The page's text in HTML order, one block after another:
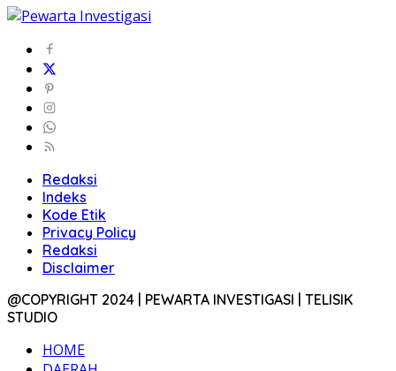
Redaksi
Indeks
Kode Etik
Privacy Policy
Redaksi
Disclaimer
@COPYRIGHT 2024 | PEWARTA INVESTIGASI | TELISIK
STUDIO
HOME